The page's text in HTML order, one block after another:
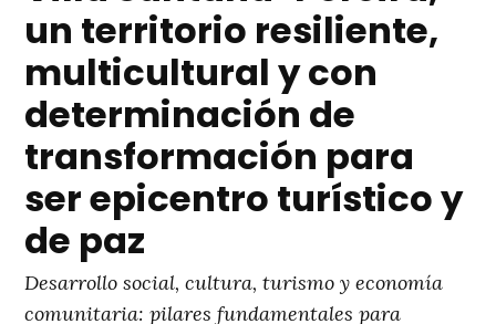
un territorio resiliente,
multicultural y con
determinación de
transformación para
ser epicentro turístico y
de paz
Desarrollo social, cultura, turismo y economía
comunitaria: pilares fundamentales para